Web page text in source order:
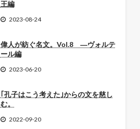
王編
2023-08-24
偉人が紡ぐ名文。Vol.8 ―ヴォルテ
ール編
2023-06-20
｢孔子はこう考えた｣からの文を慈し
む。
2022-09-20